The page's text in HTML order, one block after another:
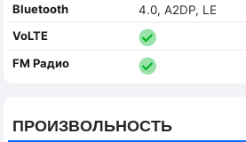
Bluetooth
4.0, A2DP, LE
VoLTE
FM Радио
ПРОИЗВОЛЬНОСТЬ